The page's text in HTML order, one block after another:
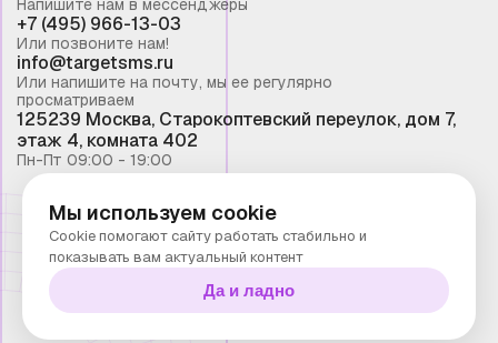
Напишите нам в мессенджеры
+7 (495) 966-13-03
Или позвоните нам!
info@targetsms.ru
Или напишите на почту, мы ее регулярно
просматриваем
125239 Москва, Старокоптевский переулок, дом 7,
этаж 4, комната 402
Пн-Пт 09:00 - 19:00
Смс рассылка 2026 ©
Запрещено копирование материалов сайта без
письменного разрешения ООО "Таргет Телеком"
Политика конфиденциальности
Мы используем cookie
Cookie помогают сайту работать стабильно и
показывать вам актуальный контент
Да и ладно